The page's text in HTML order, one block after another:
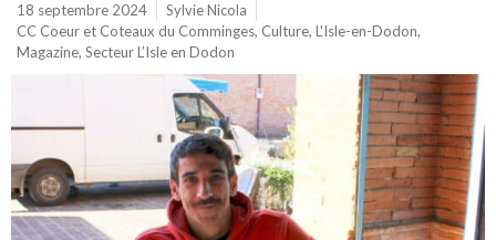
18 septembre 2024
Sylvie Nicola
CC Coeur et Coteaux du Comminges, Culture, L'Isle-en-Dodon,
Magazine, Secteur L’Isle en Dodon